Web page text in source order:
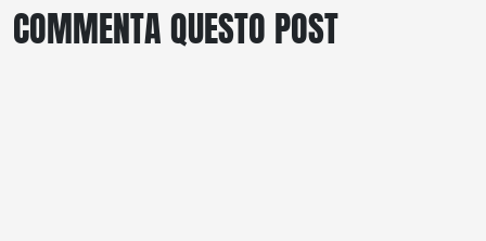
COMMENTA QUESTO POST